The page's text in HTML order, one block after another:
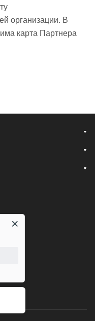
организации. В
карта Партнера